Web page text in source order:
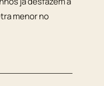
menor no